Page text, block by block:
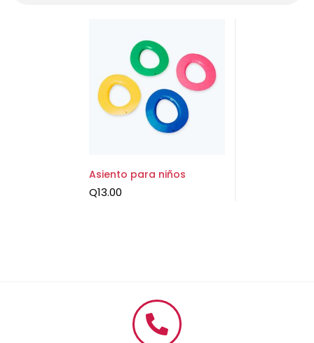
Asiento para niños
Q13.00